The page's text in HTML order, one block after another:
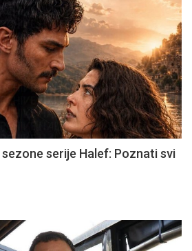
serije Halef: Poznati svi